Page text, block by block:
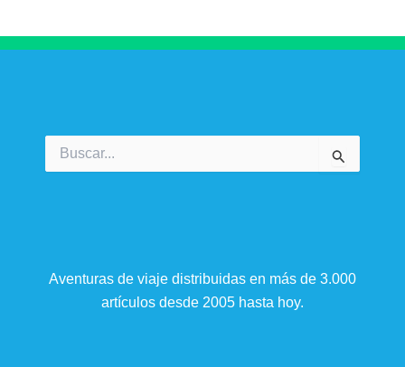
por:
Aventuras de viaje distribuidas en más de 3.000
artículos desde 2005 hasta hoy.